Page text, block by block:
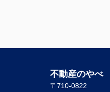
不動産のやべ
〒710-0822